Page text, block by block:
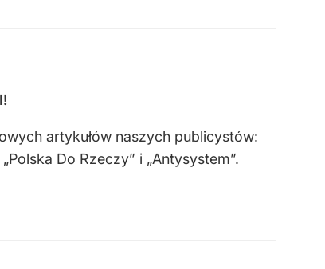
artykułów naszych publicystów:
Do Rzeczy” i „Antysystem”.